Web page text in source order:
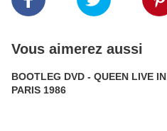
Vous aimerez aussi
BOOTLEG DVD - QUEEN LIVE IN
PARIS 1986